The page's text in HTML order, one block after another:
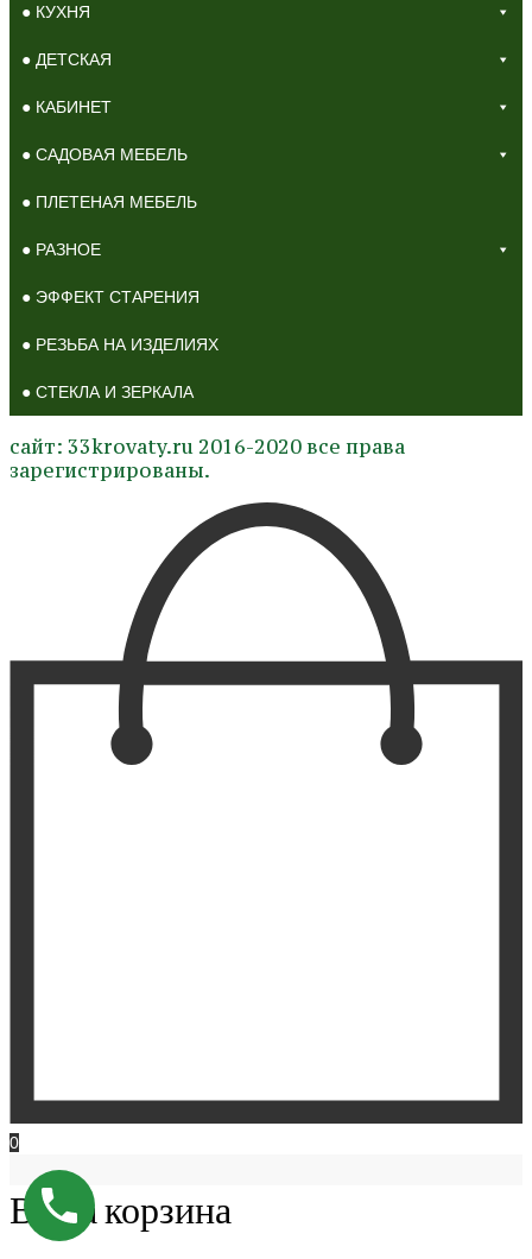
● КУХНЯ
● ДЕТСКАЯ
● КАБИНЕТ
● САДОВАЯ МЕБЕЛЬ
● ПЛЕТЕНАЯ МЕБЕЛЬ
● РАЗНОЕ
● ЭФФЕКТ СТАРЕНИЯ
● РЕЗЬБА НА ИЗДЕЛИЯХ
● СТЕКЛА И ЗЕРКАЛА
сайт: 33krovaty.ru 2016-2020 все права
зарегистрированы.
0
Ваша корзина